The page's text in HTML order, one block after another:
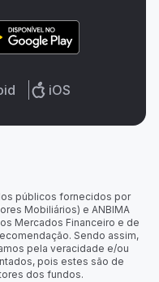
iOS
públicos fornecidos por
Mobiliários) e ANBIMA
Mercados Financeiro e de
Sendo assim,
pela veracidade e/ou
pois estes são de
dos fundos.